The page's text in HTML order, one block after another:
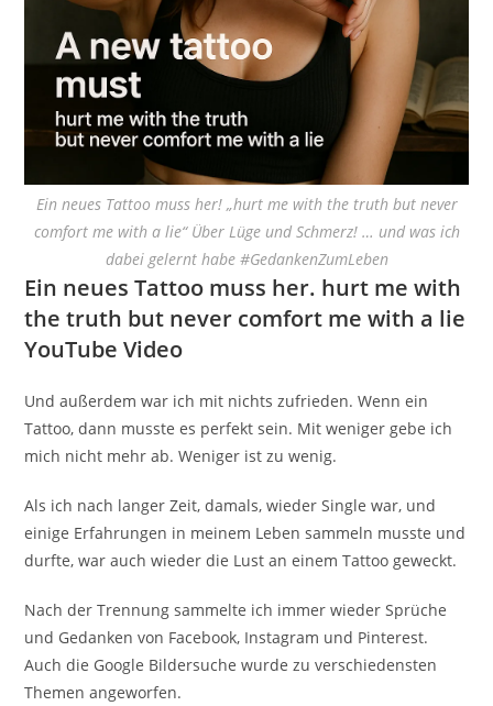
Ein neues Tattoo muss her! „hurt me with the truth but never
comfort me with a lie“ Über Lüge und Schmerz! … und was ich
dabei gelernt habe #GedankenZumLeben
Ein neues Tattoo muss her. hurt me with
the truth but never comfort me with a lie
YouTube Video
Und außerdem war ich mit nichts zufrieden. Wenn ein
Tattoo, dann musste es perfekt sein. Mit weniger gebe ich
mich nicht mehr ab. Weniger ist zu wenig.
Als ich nach langer Zeit, damals, wieder Single war, und
einige Erfahrungen in meinem Leben sammeln musste und
durfte, war auch wieder die Lust an einem Tattoo geweckt.
Nach der Trennung sammelte ich immer wieder Sprüche
und Gedanken von Facebook, Instagram und Pinterest.
Auch die Google Bildersuche wurde zu verschiedensten
Themen angeworfen.